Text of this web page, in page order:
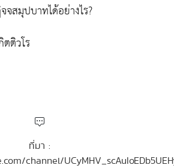
สมุปบาทได้อย่างไร?
ติวโร
ที่มา :
channel/